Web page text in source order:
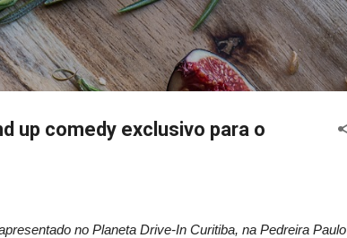
principal
up comedy exclusivo para o
no Planeta Drive-In Curitiba, na Pedreira Paulo